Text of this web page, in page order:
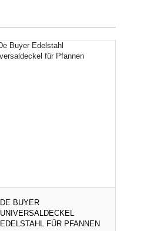
DE BUYER
UNIVERSALDECKEL
EDELSTAHL FÜR PFANNEN